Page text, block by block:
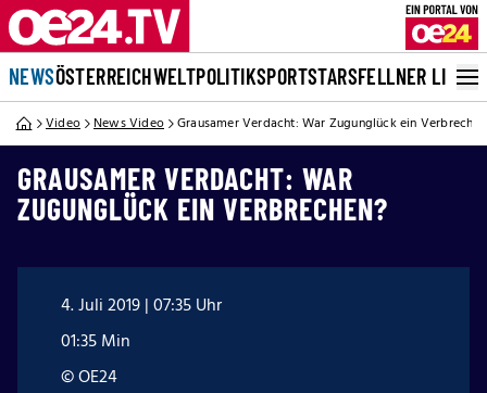
NEWSÖSTERREICHWELTPOLITIKSPORTSTARSFELLNER LIVE
Video News Video Grausamer Verdacht: War Zugunglück ein
GRAUSAMER VERDACHT: WAR
ZUGUNGLÜCK EIN VERBRECHEN?
4. Juli 2019 | 07:35 Uhr
01:35 Min
© OE24